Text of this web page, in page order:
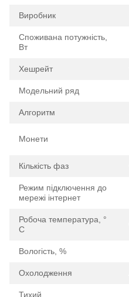
Виробник
Споживана потужність,
Вт
Хешрейт
Модельний ряд
Алгоритм
Монети
Кількість фаз
Режим підключення до
мережі інтернет
Робоча температура, °
С
Вологість, %
Охолодження
Тихий